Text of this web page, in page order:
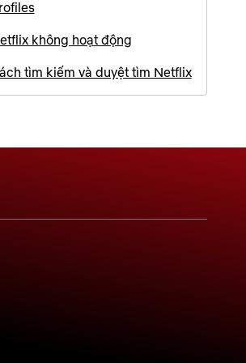
không hoạt động
tìm kiếm và duyệt tìm Netflix